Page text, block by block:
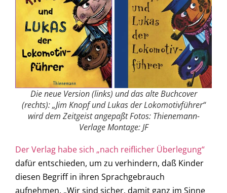
Die neue Version (links) und das alte Buchcover
(rechts): „Jim Knopf und Lukas der Lokomotivführer“
wird dem Zeitgeist angepaßt Fotos: Thienemann-
Verlage Montage: JF
Der Verlag habe sich „nach reiflicher Überlegung“
dafür entschieden, um zu verhindern, daß Kinder
diesen Begriff in ihren Sprachgebrauch
aufnehmen. „Wir sind sicher, damit ganz im Sinne